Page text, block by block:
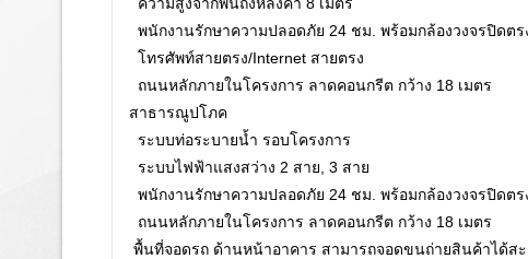
พนักงานรักษาความปลอดภัย 24 ชม. พร้อมกล้องวงจรปิดตร
โทรศัพท์สายตรง/Internet สายตรง
ถนนหลักภายในโครงการ ลาดคอนกรีต กว้าง 18 เมตร
สาธารณูปโภค
ระบบท่อระบายน้ำ รอบโครงการ
ระบบไฟฟ้าแสงสว่าง 2 สาย, 3 สาย
พนักงานรักษาความปลอดภัย 24 ชม. พร้อมกล้องวงจรปิดตร
ถนนหลักภายในโครงการ ลาดคอนกรีต กว้าง 18 เมตร
พื้นที่จอดรถ ด้านหน้าอาคาร สามารถจอดขนถ่ายสินค้าได้